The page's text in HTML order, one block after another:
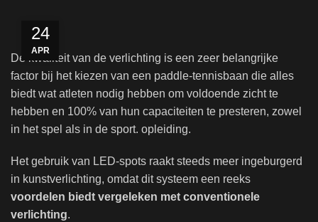
24
APR
De kwaliteit van de verlichting is een zeer belangrijke
factor bij het kiezen van een paddle-tennisbaan die alles
biedt wat atleten nodig hebben om voldoende zicht te
hebben en 100% van hun capaciteiten te presteren, zowel
in het spel als in de sport. opleiding.
Het gebruik van LED-spots raakt steeds meer ingeburgerd
in kunstverlichting, omdat dit systeem een ​​reeks
voordelen biedt vergeleken met conventionele
verlichting.